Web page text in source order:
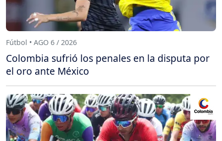
Fútbol • AGO 6 / 2026
Colombia sufrió los penales en la disputa por
el oro ante México